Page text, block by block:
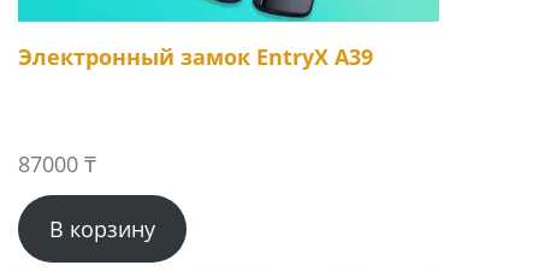
Электронный замок EntryX A39
87000 ₸
В корзину